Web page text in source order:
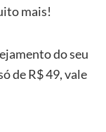
mais!
do seu
de R$ 49, vale